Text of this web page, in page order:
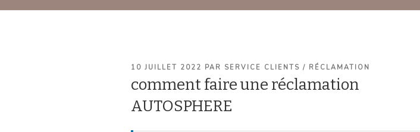
PUBLIÉ
10 JUILLET 2022 PAR SERVICE CLIENTS / RÉCLAMATION
comment faire une réclamation
AUTOSPHERE